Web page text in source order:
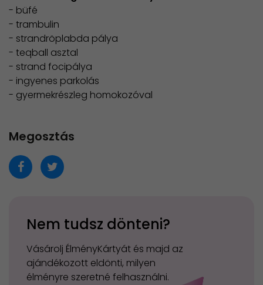
- büfé
- trambulin
- strandröplabda pálya
- teqball asztal
- strand focipálya
- ingyenes parkolás
- gyermekrészleg homokozóval
Megosztás
Nem tudsz dönteni?
Vásárolj ÉlményKártyát és majd az
ajándékozott eldönti, milyen
élményre szeretné felhasználni.